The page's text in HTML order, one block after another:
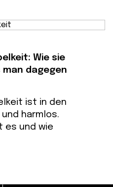
Wie sie
dagegen
ist in den
harmlos.
es und wie